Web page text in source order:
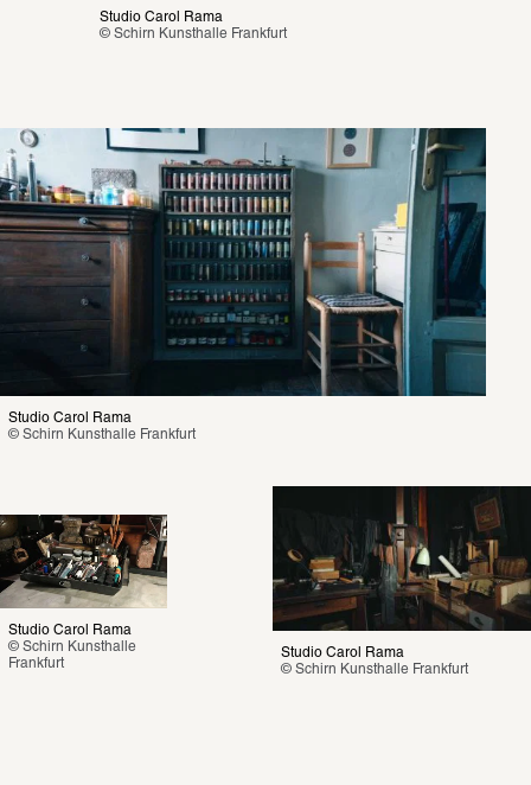
Studio Carol Rama
© Schirn Kunsthalle Frankfurt
Studio Carol Rama
© Schirn Kunsthalle Frankfurt
Studio Carol Rama
© Schirn Kunsthalle
Frankfurt
Studio Carol Rama
© Schirn Kunsthalle Frankfurt